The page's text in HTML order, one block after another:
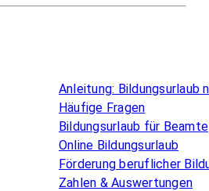
Anleitung: Bildungsurlaub
Häufige Fragen
Bildungsurlaub für Beamte
Online Bildungsurlaub
Förderung beruflicher
Zahlen & Auswertungen